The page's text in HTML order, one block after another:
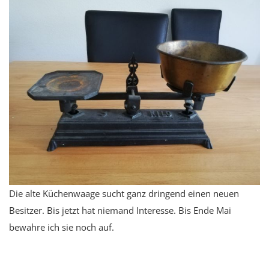
Die alte Küchenwaage sucht ganz dringend einen neuen
Besitzer. Bis jetzt hat niemand Interesse. Bis Ende Mai
bewahre ich sie noch auf.